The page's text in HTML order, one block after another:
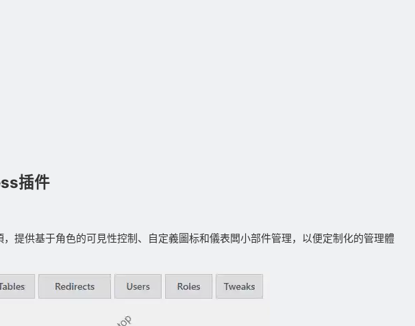
插件
提供基于角色的可見性控制、自定義圖标和儀表闆小部件管理，以便定制化的管理體